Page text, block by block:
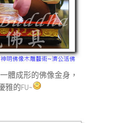
體成形的佛像金身，
雅的FU~